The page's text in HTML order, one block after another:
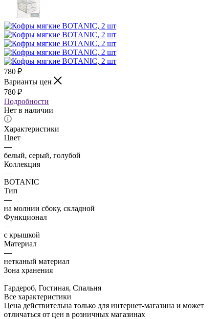
780 ₽
Варианты цен
780 ₽
Подробности
Нет в наличии
Характеристики
Цвет
—
белый, серый, голубой
Коллекция
—
BOTANIC
Тип
—
на молнии сбоку, складной
Функционал
—
с крышкой
Материал
—
нетканый материал
Зона хранения
—
Гардероб, Гостиная, Спальня
Все характеристики
Цена действительна только для интернет-магазина и может
отличаться от цен в розничных магазинах